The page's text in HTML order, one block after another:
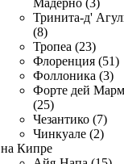
Мадерно (3)
Тринита-д'
(8)
Тропеа (23)
Флоренция (51)
Фоллоника (3)
Форте дей
(25)
Чезантико (7)
Чинкуале (2)
на Кипре